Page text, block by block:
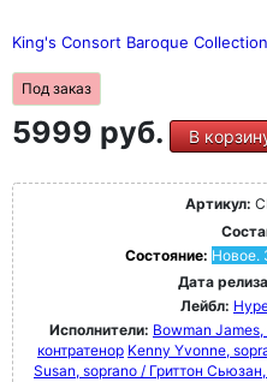
King's Consort Baroque Collection
Под заказ
5999 руб. В
Артикул:
Состояние: Новое.
Дата
Лейбл:
Исполнители: Bowman
контратенор Kenny Yvonne,
Susan, soprano / Гриттон